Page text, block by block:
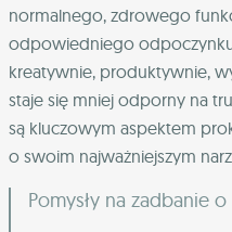
normalnego, zdrowego
odpowiedniego
kreatywnie, produktywnie,
staje się mniej odporny na
są kluczowym aspektem
o swoim najważniejszym
Pomysły na zadbanie